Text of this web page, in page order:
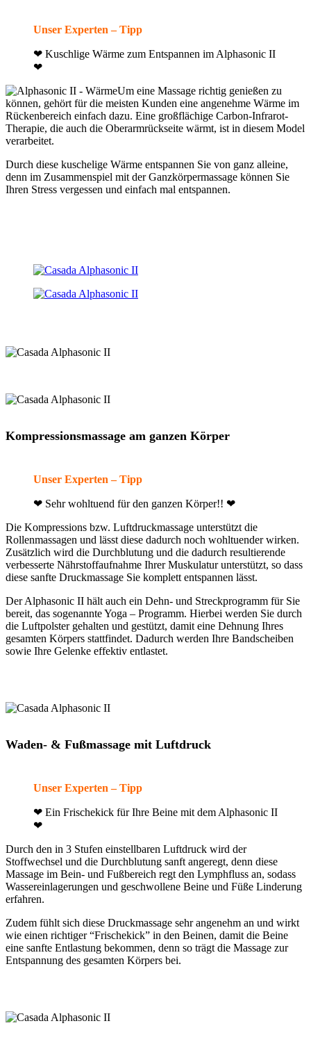
Unser Experten – Tipp
❤ Kuschlige Wärme zum Entspannen im Alphasonic II
❤
Um eine Massage richtig genießen zu
können, gehört für die meisten Kunden eine angenehme Wärme im
Rückenbereich einfach dazu. Eine großflächige Carbon-Infrarot-
Therapie, die auch die Oberarmrückseite wärmt, ist in diesem Model
verarbeitet.
Durch diese kuschelige Wärme entspannen Sie von ganz alleine,
denn im Zusammenspiel mit der Ganzkörpermassage können Sie
Ihren Stress vergessen und einfach mal entspannen.
Kompressionsmassage am ganzen Körper
Unser Experten – Tipp
❤ Sehr wohltuend für den ganzen Körper!! ❤
Die Kompressions bzw. Luftdruckmassage unterstützt die
Rollenmassagen und lässt diese dadurch noch wohltuender wirken.
Zusätzlich wird die Durchblutung und die dadurch resultierende
verbesserte Nährstoffaufnahme Ihrer Muskulatur unterstützt, so dass
diese sanfte Druckmassage Sie komplett entspannen lässt.
Der Alphasonic II hält auch ein Dehn- und Streckprogramm für Sie
bereit, das sogenannte Yoga – Programm. Hierbei werden Sie durch
die Luftpolster gehalten und gestützt, damit eine Dehnung Ihres
gesamten Körpers stattfindet. Dadurch werden Ihre Bandscheiben
sowie Ihre Gelenke effektiv entlastet.
Waden- & Fußmassage mit Luftdruck
Unser Experten – Tipp
❤ Ein Frischekick für Ihre Beine mit dem Alphasonic II
❤
Durch den in 3 Stufen einstellbaren Luftdruck wird der
Stoffwechsel und die Durchblutung sanft angeregt, denn diese
Massage im Bein- und Fußbereich regt den Lymphfluss an, sodass
Wassereinlagerungen und geschwollene Beine und Füße Linderung
erfahren.
Zudem fühlt sich diese Druckmassage sehr angenehm an und wirkt
wie einen richtiger “Frischekick” in den Beinen, damit die Beine
eine sanfte Entlastung bekommen, denn so trägt die Massage zur
Entspannung des gesamten Körpers bei.